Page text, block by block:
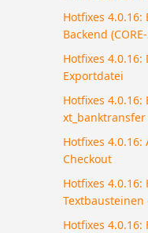
Hotfixes
Backend
Hotfixes
Exportdatei
Hotfixes
xt_banktransfer
Hotfixes
Checkout
Hotfixes
Textbausteinen
Hotfixes 4.0.16: